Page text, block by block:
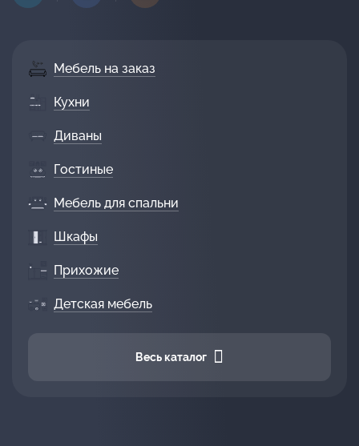
Мебель на заказ
Кухни
Диваны
Гостиные
Мебель для спальни
Шкафы
Прихожие
Детская мебель
Весь каталог